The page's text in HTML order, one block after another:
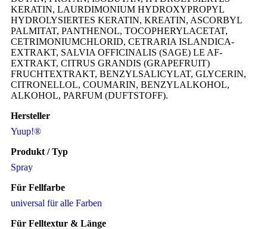
KERATIN, LAURDIMONIUM HYDROXYPROPYL
HYDROLYSIERTES KERATIN, KREATIN, ASCORBYL
PALMITAT, PANTHENOL, TOCOPHERYLACETAT,
CETRIMONIUMCHLORID, CETRARIA ISLANDICA-
EXTRAKT, SALVIA OFFICINALIS (SAGE) LE AF-
EXTRAKT, CITRUS GRANDIS (GRAPEFRUIT)
FRUCHTEXTRAKT, BENZYLSALICYLAT, GLYCERIN,
CITRONELLOL, COUMARIN, BENZYLALKOHOL,
ALKOHOL, PARFUM (DUFTSTOFF).
Hersteller
Yuup!®
Produkt / Typ
Spray
Für Fellfarbe
universal für alle Farben
Für Felltextur & Länge